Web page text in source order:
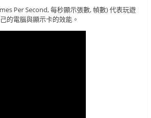
Per Second, 每秒顯示張數, 幀數) 代表玩遊
的電腦與顯示卡的效能。